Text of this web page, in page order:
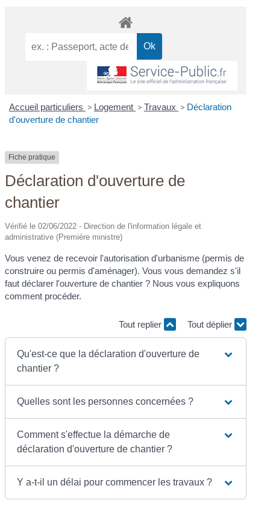
Accueil particuliers > Logement > Travaux > Déclaration
d'ouverture de chantier
Fiche pratique
Déclaration d'ouverture de
chantier
Vérifié le 02/06/2022 - Direction de l'information légale et
administrative (Première ministre)
Vous venez de recevoir l'autorisation d'urbanisme (permis de
construire ou permis d'aménager). Vous vous demandez s'il
faut déclarer l'ouverture de chantier ? Nous vous expliquons
comment procéder.
Tout replier Tout déplier
Qu'est-ce que la déclaration d'ouverture de
chantier ?
Quelles sont les personnes concernées ?
Comment s'effectue la démarche de
déclaration d'ouverture de chantier ?
Y a-t-il un délai pour commencer les travaux ?